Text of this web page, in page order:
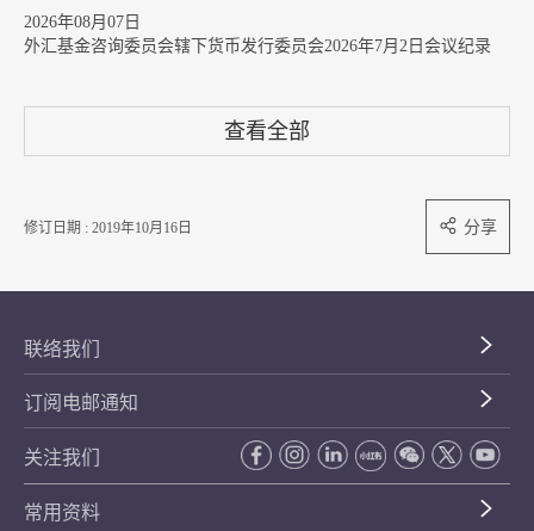
2026年08月07日
外汇基金咨询委员会辖下货币发行委员会2026年7月2日会议纪录
查看全部
修订日期 : 2019年10月16日 分享
联络我们
订阅电邮通知
关注我们
常用资料